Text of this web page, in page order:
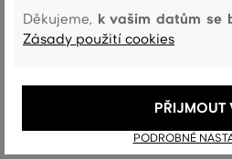
Velikost je o hodně menší, než
nosím
Velikost odpovídá velikosti, kterou
Velikost je o něco větší, než nosím
Děkujeme, k vašim datům se
Zásady použití cookies
PODROBNÉ
PŘIJMOUT